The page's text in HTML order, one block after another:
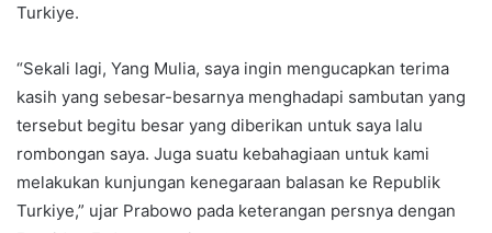
Turkiye.
“Sekali lagi, Yang Mulia, saya ingin mengucapkan terima
kasih yang sebesar-besarnya menghadapi sambutan yang
tersebut begitu besar yang diberikan untuk saya lalu
rombongan saya. Juga suatu kebahagiaan untuk kami
melakukan kunjungan kenegaraan balasan ke Republik
Turkiye,” ujar Prabowo pada keterangan persnya dengan